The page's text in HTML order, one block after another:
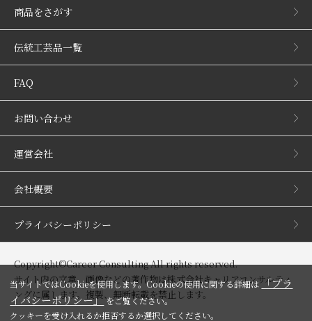
商品をさがす
伝統工芸品一覧
FAQ
お問い合わせ
運営会社
会社概要
プライバシーポリシー
Copyright©Career Consulting All rights reserved.
サイト内の文章、画像などの著作物は株式会社キャリアコンサルティ
ングに属します。複製、無断転載を禁止します。
当サイトではCookieを使用します。Cookieの使用に関する詳細は「プラ
イバシーポリシー」をご覧ください。
クッキーを受け入れるか拒否するか選択してください。